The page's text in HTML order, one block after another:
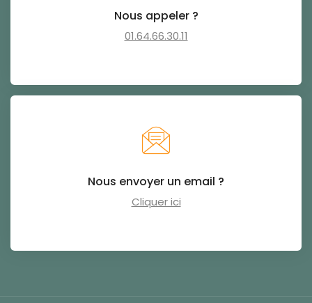
Nous appeler ?
01.64.66.30.11
Nous envoyer un email ?
Cliquer ici